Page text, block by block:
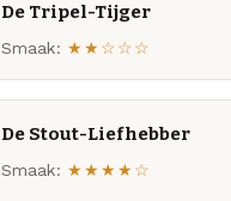
De Tripel-Tijger
Smaak: ★★☆☆☆
De Stout-Liefhebber
Smaak: ★★★★☆